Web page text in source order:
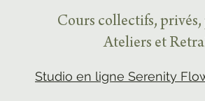
Cours collectifs,
Ateliers et
Studio en ligne Serenity